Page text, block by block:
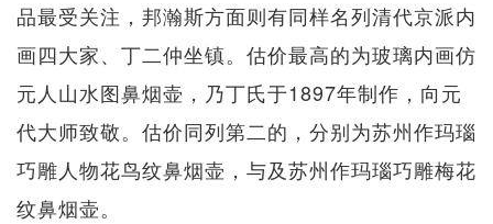
品最受关注，邦瀚斯方面则有同样名列清代京派内
画四大家、丁二仲坐镇。估价最高的为玻璃内画仿
元人山水图鼻烟壶，乃丁氏于1897年制作，向元
代大师致敬。估价同列第二的，分别为苏州作玛瑙
巧雕人物花鸟纹鼻烟壶，与及苏州作玛瑙巧雕梅花
纹鼻烟壶。